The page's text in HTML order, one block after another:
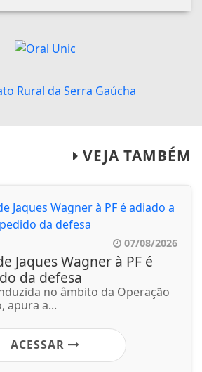
VEJA TAMBÉM
07/08/2026
Jaques Wagner à PF é
da defesa
no âmbito da Operação
apura a...
ACESSAR